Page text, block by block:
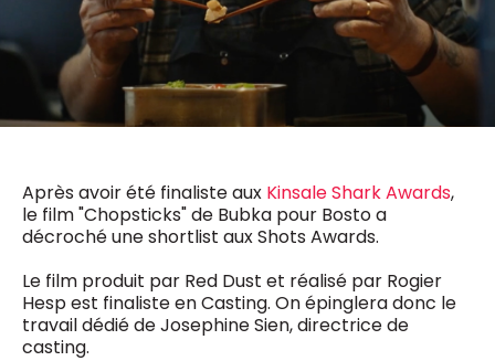
Après avoir été finaliste aux Kinsale Shark Awards,
le film "Chopsticks" de Bubka pour Bosto a
décroché une shortlist aux Shots Awards.
Le film produit par Red Dust et réalisé par Rogier
Hesp est finaliste en Casting. On épinglera donc le
travail dédié de Josephine Sien, directrice de
casting.
0498 88 64 89
f.bouchar@mm.be
Chief Editor
Griet Byl
0475 97 12 57
Chief Editor
Damien Lemaire
d.lemaire@mm.be
VALIDER
NOTRE CONTENU DIGITAL :
5 x week
MM e - News
1 x week
MM Brunch
1 x week
MM Tech
10 x year
Research
10 x year
MM Blue
MM Magazine